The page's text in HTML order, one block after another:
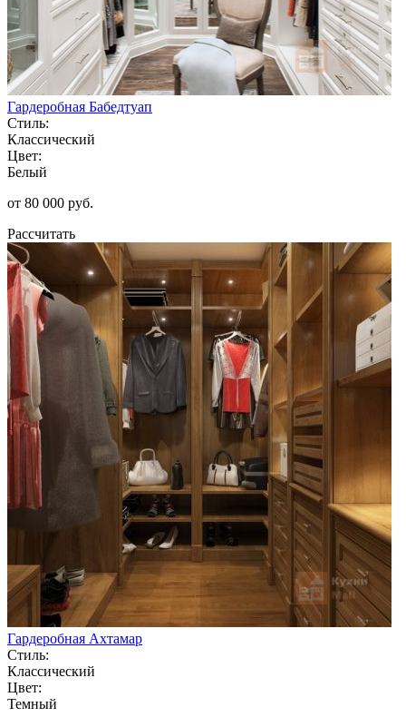
Гардеробная Бабедтуап
Стиль:
Классический
Цвет:
Белый
от 80 000 руб.
Рассчитать
Гардеробная Ахтамар
Стиль:
Классический
Цвет:
Темный